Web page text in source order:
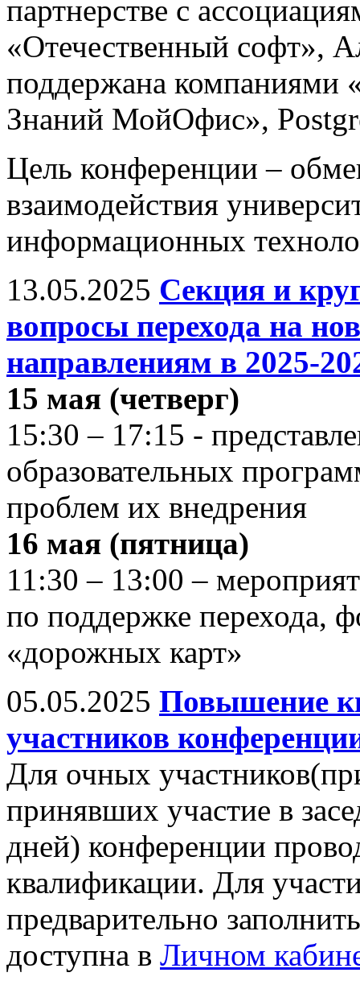
партнерстве с
«Отечественный софт»,
поддержана компаниями
Знаний МойОфис»,
Цель конференции –
взаимодействия
информационных
13.05.2025 Секция и
вопросы перехода на
направлениям в 2025-
15 мая (четверг)
15:30 – 17:15 -
образовательных
проблем их внедрения
16 мая (пятница)
11:30 – 13:00 –
по поддержке перехода,
«дорожных карт»
05.05.2025 Повышение
участников
Для очных
принявших участие в
дней) конференции
квалификации. Для
предварительно
доступна в Личном